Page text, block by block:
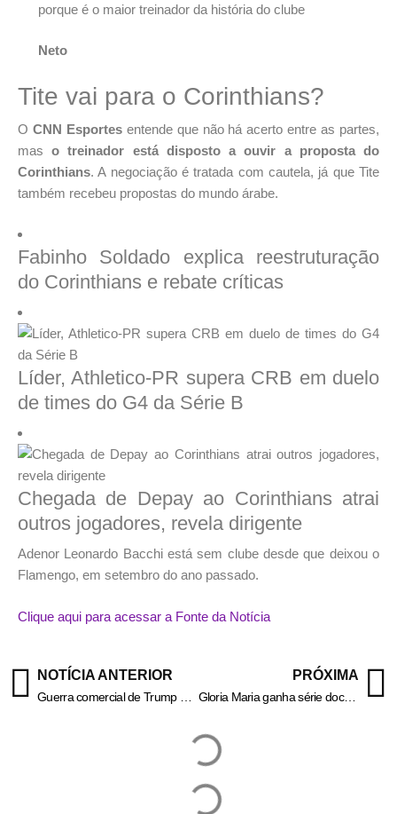
porque é o maior treinador da história do clube
Neto
Tite vai para o Corinthians?
O CNN Esportesentende que não há acerto entre as partes,
maso treinador está disposto a ouvir a proposta do
Corinthians. A negociação é tratada com cautela, já que Tite
também recebeu propostas do mundo árabe.
Fabinho Soldado explica reestruturação
do Corinthians e rebate críticas
Líder, Athletico-PR supera CRB em duelo
de times do G4 da Série B
Chegada de Depay ao Corinthians atrai
outros jogadores, revela dirigente
Adenor Leonardo Bacchi está sem clube desde que deixou o
Flamengo, em setembro do ano passado.
Clique aqui para acessar a Fonte da Notícia
NOTÍCIA ANTERIOR PRÓXIMA
Gloria Maria ganha série documental de quatro episódios na TV